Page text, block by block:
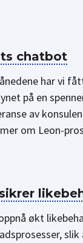
chatbot
har vi
på en
av
om Leon-
økt
slik